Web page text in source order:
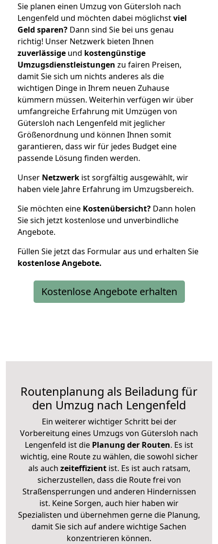
Sie planen einen Umzug von Gütersloh nach
Lengenfeld und möchten dabei möglichstviel
Geld sparen? Dann sind Sie bei uns genau
richtig! Unser Netzwerk bieten Ihnen
zuverlässige und kostengünstige
Umzugsdienstleistungen zu fairen Preisen,
damit Sie sich um nichts anderes als die
wichtigen Dinge in Ihrem neuen Zuhause
kümmern müssen. Weiterhin verfügen wir über
umfangreiche Erfahrung mit Umzügen von
Gütersloh nach Lengenfeld mit jeglicher
Größenordnung und können Ihnen somit
garantieren, dass wir für jedes Budget eine
passende Lösung finden werden.
Unser Netzwerk ist sorgfältig ausgewählt, wir
haben viele Jahre Erfahrung im Umzugsbereich.
Sie möchten eine Kostenübersicht? Dann holen
Sie sich jetzt kostenlose und unverbindliche
Angebote.
Füllen Sie jetzt das Formular aus und erhalten Sie
kostenloseAngebote.
Kostenlose Angebote erhalten
Routenplanung als Beiladung für
den Umzug nach Lengenfeld
Ein weiterer wichtiger Schritt bei der
Vorbereitung eines Umzugs von Gütersloh nach
Lengenfeld ist die Planung der Routen. Es ist
wichtig, eine Route zu wählen, die sowohl sicher
als auch zeiteffizientist. Es ist auch ratsam,
sicherzustellen, dass die Route frei von
Straßensperrungen und anderen Hindernissen
ist. Keine Sorgen, auch hier haben wir
Spezialisten und übernehmen gerne die Planung,
damit Sie sich auf andere wichtige Sachen
konzentrieren können.